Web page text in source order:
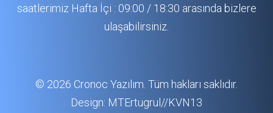
saatlerimiz Hafta İçi : 09:00 / 18:30 arasında bizlere
ulaşabilirsiniz.
© 2026 Cronoc Yazılım. Tüm hakları saklıdır.
Design: MTErtugrul//KVN13